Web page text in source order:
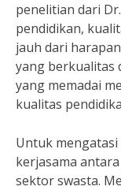
penelitian dari
pendidikan,
jauh dari
yang berkualitas
yang memadai
kualitas
Untuk
kerjasama
sektor swasta.